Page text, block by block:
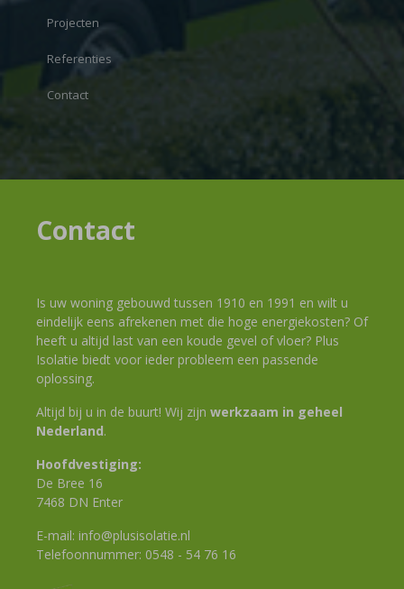
Projecten
Referenties
Contact
Contact
Is uw woning gebouwd tussen 1910 en 1991 en wilt u
eindelijk eens afrekenen met die hoge energiekosten? Of
heeft u altijd last van een koude gevel of vloer? Plus
Isolatie biedt voor ieder probleem een passende
oplossing.
Altijd bij u in de buurt! Wij zijn werkzaam in geheel
Nederland.
Hoofdvestiging:
De Bree 16
7468 DN Enter
E-mail: info@plusisolatie.nl
Telefoonnummer: 0548 - 54 76 16